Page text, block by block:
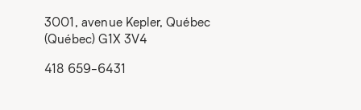
3001, avenue Kepler, Québec
(Québec) G1X 3V4
418 659-6431